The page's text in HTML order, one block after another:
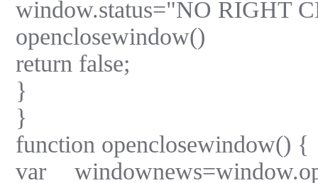
window.status="NO RIGHT
openclosewindow()
return false;
}
}
function openclosewindow() {
var